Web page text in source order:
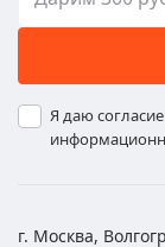
Я даю
г. Москва,